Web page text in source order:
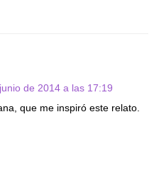
de 2014 a las 17:19
que me inspiró este relato.